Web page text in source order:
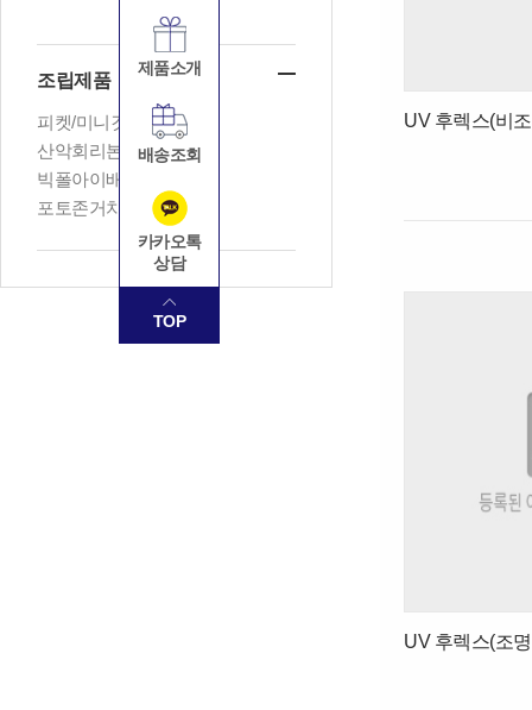
제품소개
배송조회
카카오톡
상담
TOP
조립제품
피켓/미니깃발
산악회리본
빅폴아이배너
포토존거치대
UV 후렉스(비
UV 후렉스(조